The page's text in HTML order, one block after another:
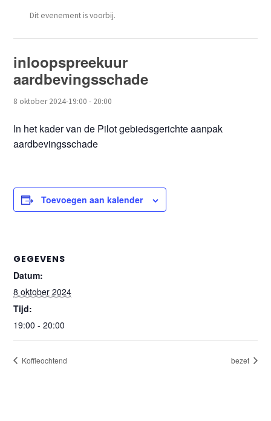
Dit evenement is voorbij.
inloopspreekuur
aardbevingsschade
8 oktober 2024-19:00 - 20:00
In het kader van de Pilot gebiedsgerichte aanpak
aardbevingsschade
Toevoegen aan kalender
GEGEVENS
Datum:
8 oktober 2024
Tijd:
19:00 - 20:00
Koffieochtend bezet